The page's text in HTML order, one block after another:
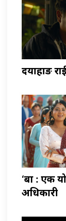
दयाहाङ
‘बा : एक
अधिकारी